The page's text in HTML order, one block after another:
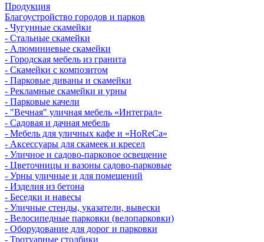
Продукция
Благоустройство городов и парков
- Чугунные скамейки
- Стальные скамейки
- Алюминиевые скамейки
- Городская мебель из гранита
- Скамейки с композитом
- Парковые диваны и скамейки
- Рекламные скамейки и урны
- Парковые качели
- "Вечная" уличная мебель «Интеграл»
- Садовая и дачная мебель
- Мебель для уличных кафе и «HoReCa»
- Аксессуары для скамеек и кресел
- Уличное и садово-парковое освещение
- Цветочницы и вазоны садово-парковые
- Урны уличные и для помещений
- Изделия из бетона
- Беседки и навесы
- Уличные стенды, указатели, вывески
- Велосипедные парковки (велопарковки)
- Оборудование для дорог и парковки
- Тротуарные столбики